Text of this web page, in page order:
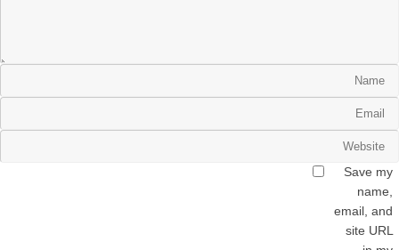
Save my
name,
email, and
site URL